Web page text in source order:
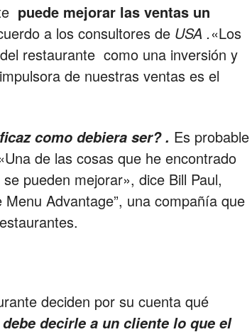
|
para
puede mejorar las ventas un
a los consultores de USA .«Los
restaurante como una inversión y
de nuestras ventas es el
como debiera ser? . Es probable
de las cosas que he encontrado
pueden mejorar», dice Bill Paul,
Advantage”, una compañía que
deciden por su cuenta qué
debe decirle a un cliente lo que el